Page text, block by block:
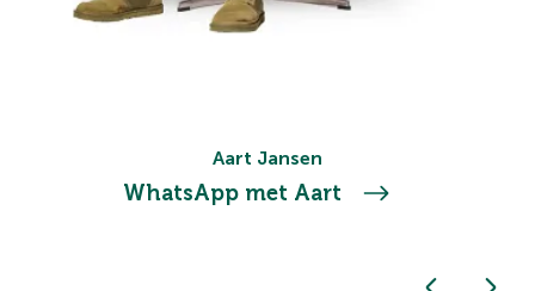
Aart Jansen
WhatsApp met Aart